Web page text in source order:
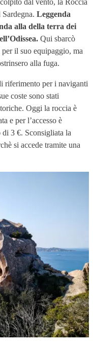
dal vento, la Roccia
Leggenda
alla della terra dei
Qui sbarcò
il suo equipaggio, ma
alla fuga.
riferimento per i naviganti
coste sono stati
Oggi la roccia è
e per l’accesso è
di 3 €. Sconsigliata la
si accede tramite una